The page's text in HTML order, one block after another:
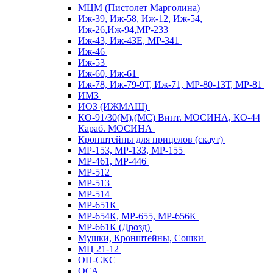
МЦМ (Пистолет Марголина)
Иж-39, Иж-58, Иж-12, Иж-54,
Иж-26,Иж-94,МР-233
Иж-43, Иж-43Е, МР-341
Иж-46
Иж-53
Иж-60, Иж-61
Иж-78, Иж-79-9Т, Иж-71, МР-80-13Т, МР-81
ИМЗ
ИОЗ (ИЖМАШ)
КО-91/30(М),(МС) Винт. МОСИНА, КО-44
Караб. МОСИНА
Кронштейны для прицелов (скаут)
МР-153, МР-133, МР-155
МР-461, МР-446
МР-512
МР-513
МР-514
МР-651К
МР-654К, МР-655, МР-656К
МР-661К (Дрозд)
Мушки, Кронштейны, Сошки
МЦ 21-12
ОП-СКС
ОСА